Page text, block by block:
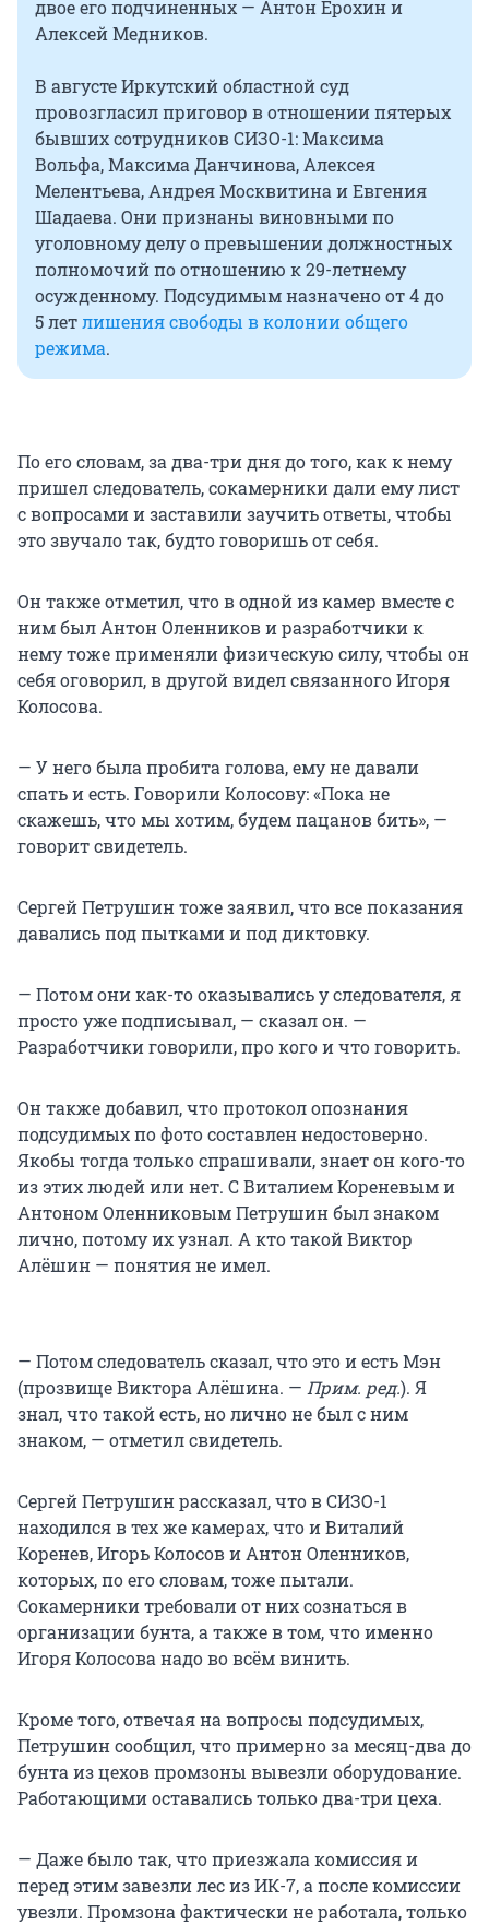
двое его подчиненных — Антон Ерохин и
Алексей Медников.
В августе Иркутский областной суд
провозгласил приговор в отношении пятерых
бывших сотрудников СИЗО-1: Максима
Вольфа, Максима Данчинова, Алексея
Мелентьева, Андрея Москвитина и Евгения
Шадаева. Они признаны виновными по
уголовному делу о превышении должностных
полномочий по отношению к 29-летнему
осужденному. Подсудимым назначено от 4 до
5 летлишения свободы в колонии общего
режима.
По его словам, за два-три дня до того, как к нему
пришел следователь, сокамерники дали ему лист
с вопросами и заставили заучить ответы, чтобы
это звучало так, будто говоришь от себя.
Он также отметил, что в одной из камер вместе с
ним был Антон Оленников и разработчики к
нему тоже применяли физическую силу, чтобы он
себя оговорил, в другой видел связанного Игоря
Колосова.
— У него была пробита голова, ему не давали
спать и есть. Говорили Колосову: «Пока не
скажешь, что мы хотим, будем пацанов бить», —
говорит свидетель.
Сергей Петрушин тоже заявил, что все показания
давались под пытками и под диктовку.
— Потом они как-то оказывались у следователя, я
просто уже подписывал, — сказал он. —
Разработчики говорили, про кого и что говорить.
Он также добавил, что протокол опознания
подсудимых по фото составлен недостоверно.
Якобы тогда только спрашивали, знает он кого-то
из этих людей или нет. С Виталием Кореневым и
Антоном Оленниковым Петрушин был знаком
лично, потому их узнал. А кто такой Виктор
Алёшин — понятия не имел.
— Потом следователь сказал, что это и есть Мэн
(прозвище Виктора Алёшина. — Прим. ред.). Я
знал, что такой есть, но лично не был с ним
знаком, — отметил свидетель.
Сергей Петрушин рассказал, что в СИЗО-1
находился в тех же камерах, что и Виталий
Коренев, Игорь Колосов и Антон Оленников,
которых, по его словам, тоже пытали.
Сокамерники требовали от них сознаться в
организации бунта, а также в том, что именно
Игоря Колосова надо во всём винить.
Кроме того, отвечая на вопросы подсудимых,
Петрушин сообщил, что примерно за месяц-два до
бунта из цехов промзоны вывезли оборудование.
Работающими оставались только два-три цеха.
— Даже было так, что приезжала комиссия и
перед этим завезли лес из ИК-7, а после комиссии
увезли. Промзона фактически не работала, только